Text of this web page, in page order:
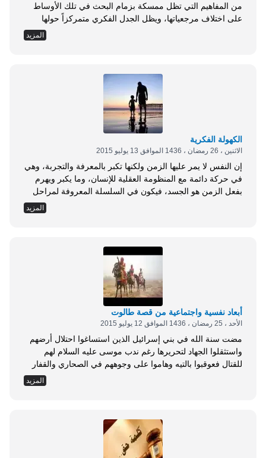
من المفاهيم التي تظل ممسكة بزمام البحث في تلك الأوساط
على اختلاف مرجعياتها، ويظل الجدل الفكري متمركزاً حولها
بشكل أو بآخر، وكلما كانت تلك المفاهيم مستندة إلى مرجعية
تمتلك عوامل البقاء كلما بقيت فاعليتها واستمرارها؛ كما هو الحال
المزيد
الكهولة الفكرية
الاثنين ، 26 رمضان ، 1436 الموافق 13 يوليو 2015
إن النفس لا يمر عليها الزمن ولكنها تكبر بالمعرفة والتجربة، وهي
في حركة دائمة مع المنظومة العقلية للإنسان، وما يكبر ويهرم
بفعل الزمن هو الجسد، فيكون في السلسلة المعروفة لمراحل
العمر التي مضت، فإذا ما اعتركت التجربة الإنسان لتراه يزنالمزيد
أبعاد نفسية واجتماعية من قصة طالوت
الأحد ، 25 رمضان ، 1436 الموافق 12 يوليو 2015
مضت سنة الله في بني إسرائيل الذين استساغوا احتلال أرضهم
واستثقلوا الجهاد لتحريرها رغم ندب موسى عليه السلام لهم
للقتال فعوقبوا بالتيه وهاموا على وجوههم في الصحاري والقفار
ردحًا من الزمن, ثمّ بدت منهم رغبة في حمل السلاح لإخراجالمزيد